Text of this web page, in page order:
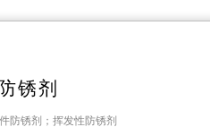
锈剂
防锈剂；挥发性防锈剂